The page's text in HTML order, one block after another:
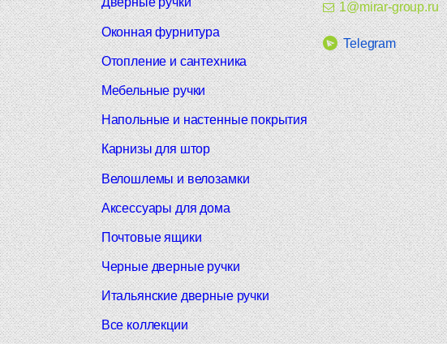
1@mirar-group.ru
Telegram
Оконная фурнитура
Отопление и сантехника
Мебельные ручки
Напольные и настенные покрытия
Карнизы для штор
Велошлемы и велозамки
Аксессуары для дома
Почтовые ящики
Черные дверные ручки
Итальянские дверные ручки
Все коллекции